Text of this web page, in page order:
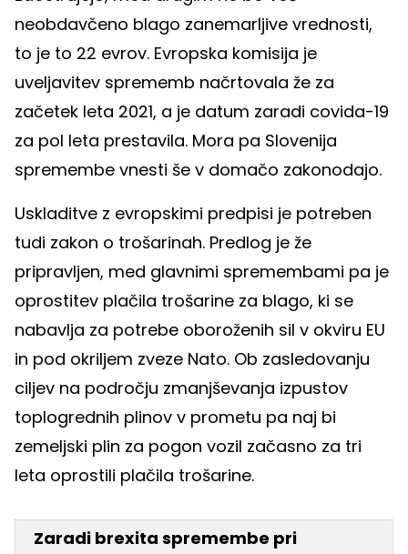
neobdavčeno blago zanemarljive vrednosti,
to je to 22 evrov. Evropska komisija je
uveljavitev sprememb načrtovala že za
začetek leta 2021, a je datum zaradi covida-19
za pol leta prestavila. Mora pa Slovenija
spremembe vnesti še v domačo zakonodajo.
Uskladitve z evropskimi predpisi je potreben
tudi zakon o trošarinah. Predlog je že
pripravljen, med glavnimi spremembami pa je
oprostitev plačila trošarine za blago, ki se
nabavlja za potrebe oboroženih sil v okviru EU
in pod okriljem zveze Nato. Ob zasledovanju
ciljev na področju zmanjševanja izpustov
toplogrednih plinov v prometu pa naj bi
zemeljski plin za pogon vozil začasno za tri
leta oprostili plačila trošarine.
Zaradi brexita spremembe pri